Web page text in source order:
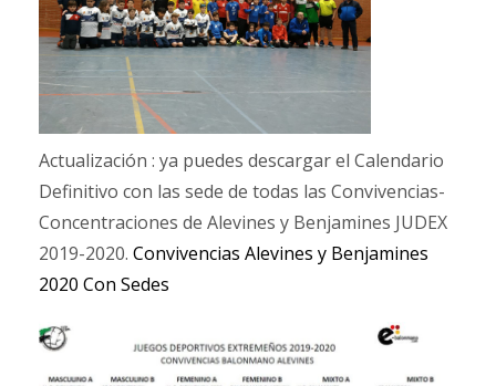
Actualización : ya puedes descargar el Calendario
Definitivo con las sede de todas las Convivencias-
Concentraciones de Alevines y Benjamines JUDEX
2019-2020. Convivencias Alevines y Benjamines
2020 Con Sedes